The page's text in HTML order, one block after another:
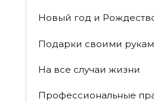
Новый год и
Подарки своими
На все случаи жизни
Профессиональные